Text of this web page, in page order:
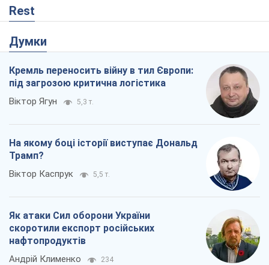
Rest
Думки
Кремль переносить війну в тил Європи:
під загрозою критична логістика
Віктор Ягун 5,3 т.
На якому боці історії виступає Дональд
Трамп?
Віктор Каспрук 5,5 т.
Як атаки Сил оборони України
скоротили експорт російських
нафтопродуктів
Андрій Клименко 234